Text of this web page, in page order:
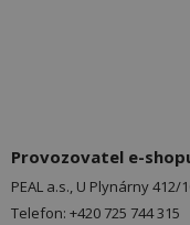
Provozovatel e-
PEAL a.s., U Plynárny 412/
Telefon: +420 725 744 315